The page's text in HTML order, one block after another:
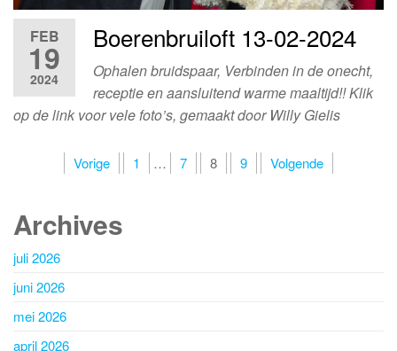
FEB
19
2024
Boerenbruiloft 13-02-2024
Ophalen bruidspaar, Verbinden in de onecht,
receptie en aansluitend warme maaltijd!! Klik
op de link voor vele foto’s, gemaakt door Willy Gielis
Berichten
Vorige 1 … 7 8 9 Volgende
Archives
juli 2026
juni 2026
mei 2026
april 2026